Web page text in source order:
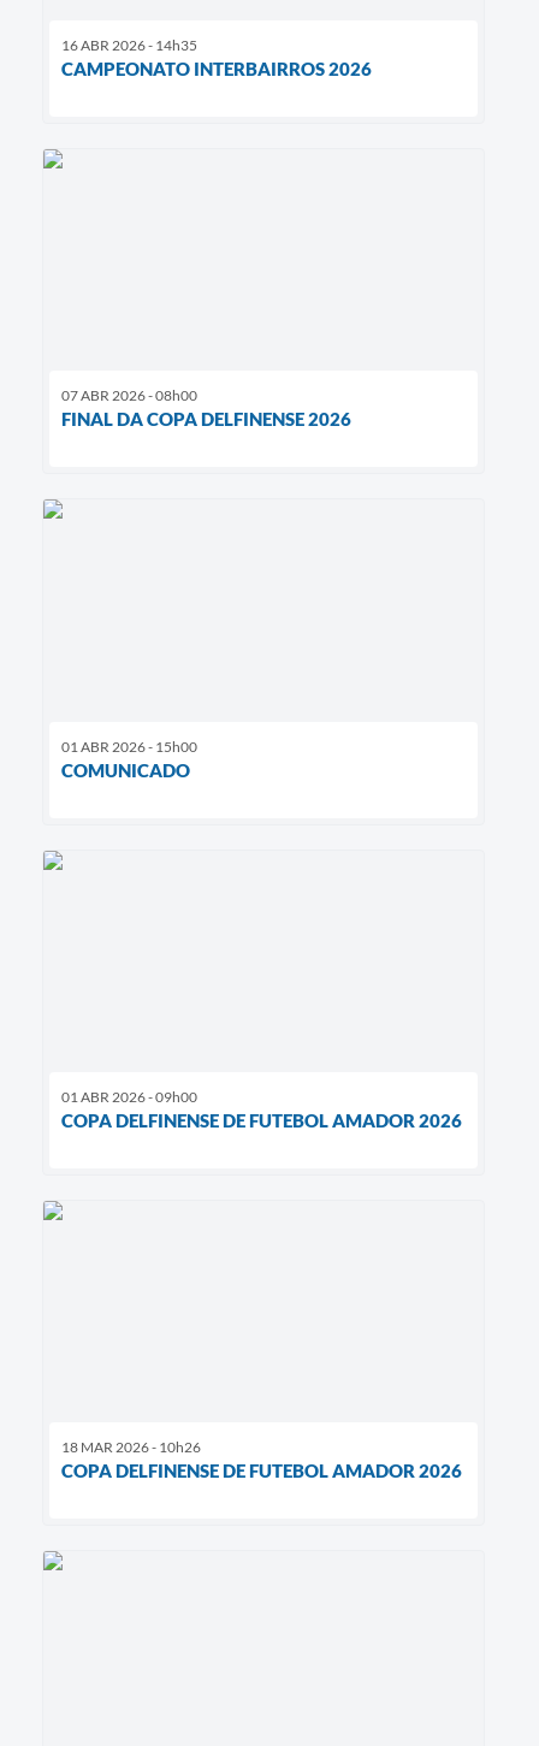
16 ABR 2026 - 14h35
CAMPEONATO INTERBAIRROS 2026
07 ABR 2026 - 08h00
FINAL DA COPA DELFINENSE 2026
01 ABR 2026 - 15h00
COMUNICADO
01 ABR 2026 - 09h00
COPA DELFINENSE DE FUTEBOL AMADOR 2026
18 MAR 2026 - 10h26
COPA DELFINENSE DE FUTEBOL AMADOR 2026